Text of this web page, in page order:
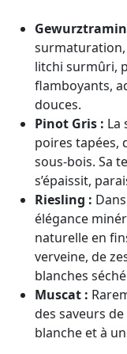
surmaturation,
litchi surmûri,
flamboyants,
douces.
Pinot Gris : La
poires tapées,
sous-bois. Sa
s’épaissit,
Riesling :
élégance
naturelle en
verveine, de
blanches
Muscat :
des saveurs
blanche et à